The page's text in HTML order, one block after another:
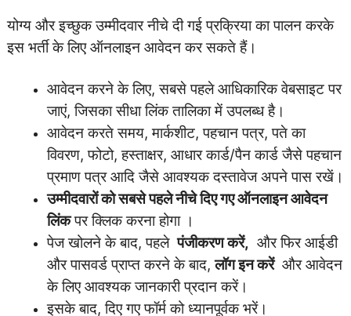
योग्य और इच्छुक उम्मीदवार नीचे दी गई प्रक्रिया का पालन करके
इस भर्ती के लिए ऑनलाइन आवेदन कर सकते हैं।
आवेदन करने के लिए, सबसे पहले आधिकारिक वेबसाइट पर
जाएं, जिसका सीधा लिंक तालिका में उपलब्ध है।
आवेदन करते समय, मार्कशीट, पहचान पत्र, पते का
विवरण, फोटो, हस्ताक्षर, आधार कार्ड/पैन कार्ड जैसे पहचान
प्रमाण पत्र आदि जैसे आवश्यक दस्तावेज अपने पास रखें।
उम्मीदवारों को सबसे पहले नीचे दिए गए ऑनलाइन आवेदन
लिंकपर क्लिक करना होगा ।
पेज खोलने के बाद, पहलेपंजीकरण करें, और फिर आईडी
और पासवर्ड प्राप्त करने के बाद,लॉग इन करेंऔर आवेदन
के लिए आवश्यक जानकारी प्रदान करें।
इसके बाद, दिए गए फॉर्म को ध्यानपूर्वक भरें।